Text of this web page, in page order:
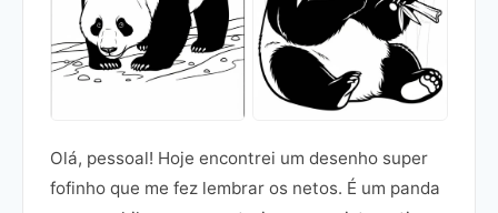
Olá, pessoal! Hoje encontrei um desenho super
fofinho que me fez lembrar os netos. É um panda